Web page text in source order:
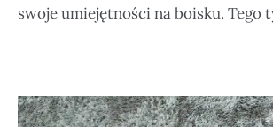
swoje umiejętności na boisku. Tego